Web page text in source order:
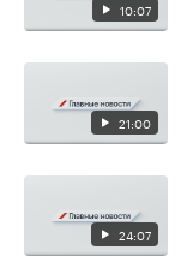
10:07
21:00
24:07